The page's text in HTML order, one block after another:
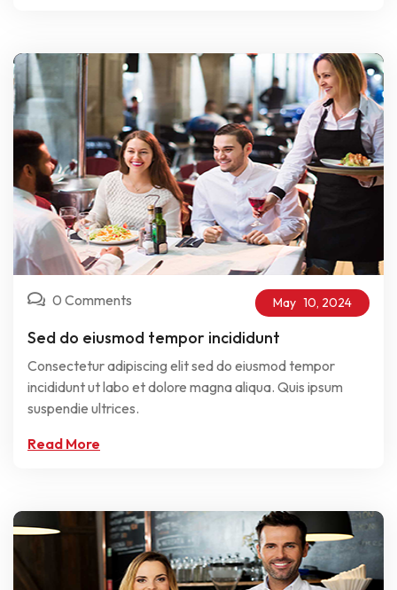
0 Comments May 10, 2024
Sed do eiusmod tempor incididunt
Consectetur adipiscing elit sed do eiusmod tempor
incididunt ut labo et dolore magna aliqua. Quis ipsum
suspendie ultrices.
Read More